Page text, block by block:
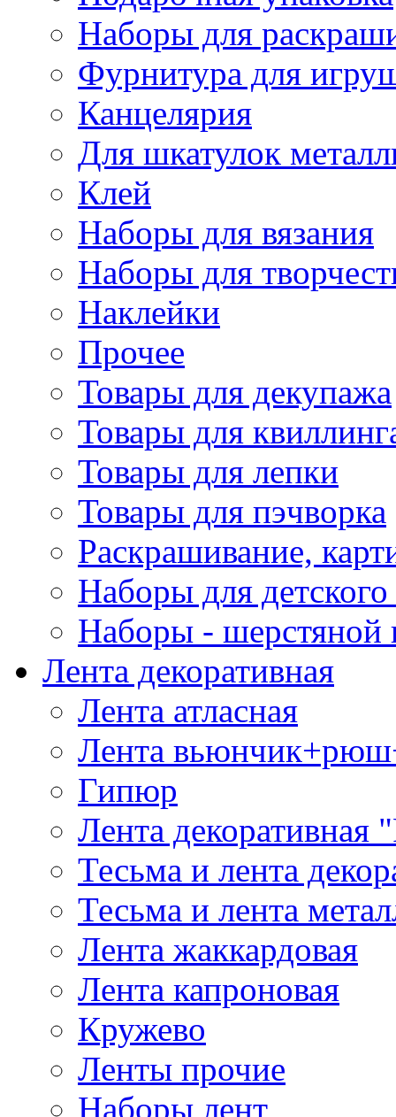
Наборы для
Фурнитура для
Канцелярия
Для шкатулок
Клей
Наборы для вязания
Наборы для
Наклейки
Прочее
Товары для декупажа
Товары для
Товары для лепки
Товары для пэчворка
Раскрашивание,
Наборы для
Наборы - шерстяной
Лента декоративная
Лента атласная
Лента
Гипюр
Лента декоративная
Тесьма и лента
Тесьма и лента
Лента жаккардовая
Лента капроновая
Кружево
Ленты прочие
Наборы лент